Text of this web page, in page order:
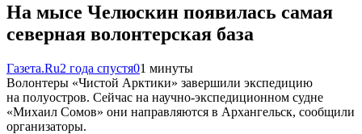
На мысе Челюскин появилась самая
северная волонтерская база
Газета.Ru2 года спустя01 минуты
Волонтеры «Чистой Арктики» завершили экспедицию
на полуостров. Сейчас на научно-экспедиционном судне
«Михаил Сомов» они направляются в Архангельск, сообщили
организаторы.